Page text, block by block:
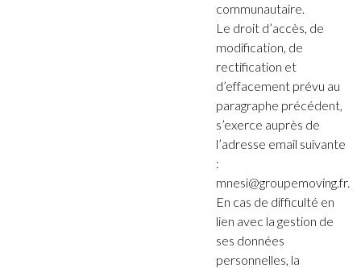
communautaire.
Le droit d’accès, de
modification, de
rectification et
d’effacement prévu au
paragraphe précédent,
s’exerce auprès de
l’adresse email suivante
:
mnesi@groupemoving.fr.
En cas de difficulté en
lien avec la gestion de
ses données
personnelles, la